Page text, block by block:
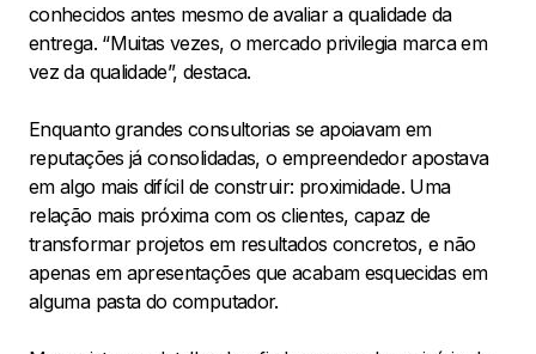
conhecidos antes mesmo de avaliar a qualidade da
entrega. “Muitas vezes, o mercado privilegia marca em
vez da qualidade”, destaca.
Enquanto grandes consultorias se apoiavam em
reputações já consolidadas, o empreendedor apostava
em algo mais difícil de construir: proximidade. Uma
relação mais próxima com os clientes, capaz de
transformar projetos em resultados concretos, e não
apenas em apresentações que acabam esquecidas em
alguma pasta do computador.